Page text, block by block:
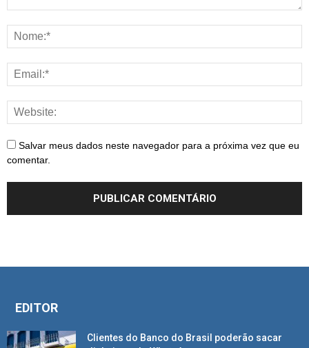
Salvar meus dados neste navegador para a próxima vez que eu
comentar.
EDITOR
Clientes do Banco do Brasil poderão sacar